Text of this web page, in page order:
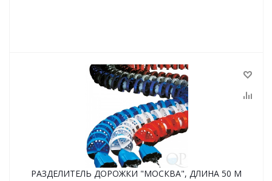
РАЗДЕЛИТЕЛЬ ДОРОЖКИ "МОСКВА", ДЛИНА 50 М